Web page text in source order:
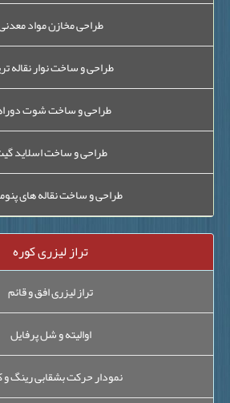
طراحی مخازن مواد معدنی
طراحی و ساخت نوار نقاله تریپر
طراحی و ساخت شوت دوراهه
طراحی و ساخت اسلاید گیت
طراحی و ساخت نقاله های پنوماتیک
تراز لیزری کوره
تراز لیزری افق و قائم
اوالیته و شل پرفایل
نمودار حرکت بشقابی رینگ و کریپ